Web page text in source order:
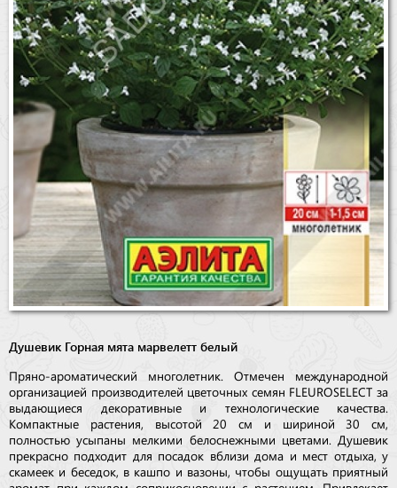
Душевик Горная мята марвелетт белый
Пряно-ароматический многолетник. Отмечен международной
организацией производителей цветочных семян FLEUROSELECT за
выдающиеся декоративные и технологические качества.
Компактные растения, высотой 20 см и шириной 30 см,
полностью усыпаны мелкими белоснежными цветами. Душевик
прекрасно подходит для посадок вблизи дома и мест отдыха, у
скамеек и беседок, в кашпо и вазоны, чтобы ощущать приятный